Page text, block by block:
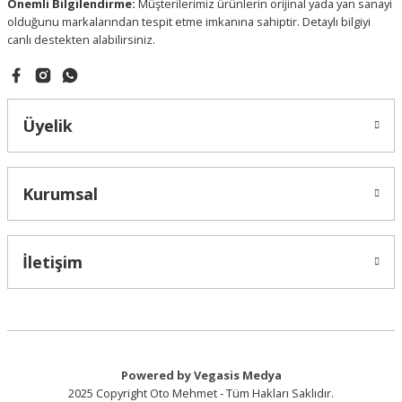
Önemli Bilgilendirme: Müşterilerimiz ürünlerin orijinal yada yan sanayi
olduğunu markalarından tespit etme imkanına sahiptir. Detaylı bilgiyi
canlı destekten alabilirsiniz.
Üyelik
Kurumsal
İletişim
Powered by Vegasis Medya
2025 Copyright Oto Mehmet - Tüm Hakları Saklıdır.